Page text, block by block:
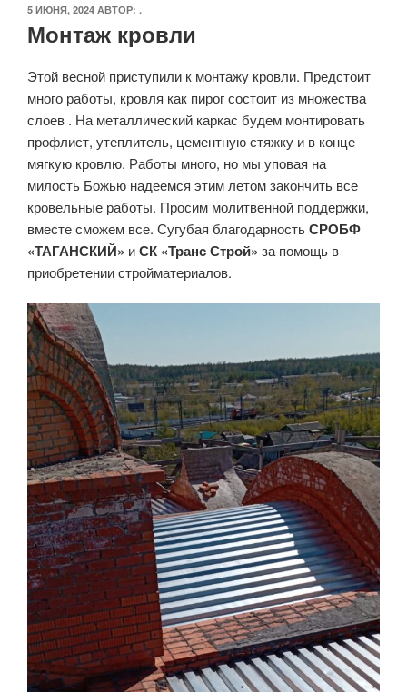
ОПУБЛИКОВАНО
5 ИЮНЯ, 2024 АВТОР: .
Монтаж кровли
Этой весной приступили к монтажу кровли. Предстоит
много работы, кровля как пирог состоит из множества
слоев . На металлический каркас будем монтировать
профлист, утеплитель, цементную стяжку и в конце
мягкую кровлю. Работы много, но мы уповая на
милость Божью надеемся этим летом закончить все
кровельные работы. Просим молитвенной поддержки,
вместе сможем все. Сугубая благодарностьСРОБФ
«ТАГАНСКИЙ» иСК «Транс Строй» за помощь в
приобретении стройматериалов.